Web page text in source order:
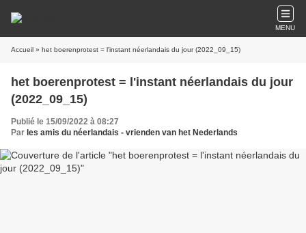
MENU
Accueil » het boerenprotest = l'instant néerlandais du jour (2022_09_15)
het boerenprotest = l'instant néerlandais du jour
(2022_09_15)
Publié le 15/09/2022 à 08:27
Par les amis du néerlandais - vrienden van het Nederlands